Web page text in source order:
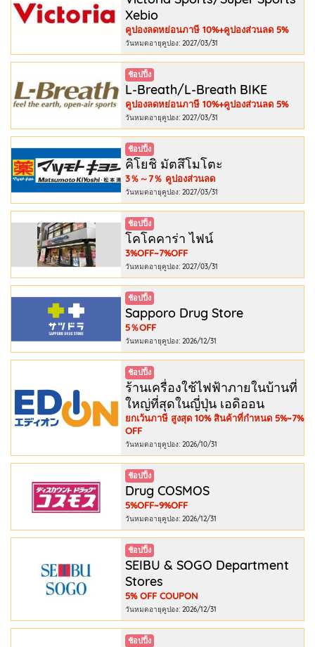
Xebio
คูปองลดหย่อนภาษี 10%+คูปองส่วนลด 5%
วันหมดอายุคูปอง: 2027/03/31
ช้อปปิ้ง
L-Breath/L-Breath BIKE
คูปองลดหย่อนภาษี 10%+คูปองส่วนลด 5%
วันหมดอายุคูปอง: 2027/03/31
ช้อปปิ้ง
คิโยชิ มัตสึโมโตะ
3％～7％ คูปองส่วนลด
วันหมดอายุคูปอง: 2027/03/31
ช้อปปิ้ง
โคโคคาร่า ไฟน์
3%OFF~7%OFF
วันหมดอายุคูปอง: 2027/03/31
ช้อปปิ้ง
Sapporo Drug Store
5％OFF
วันหมดอายุคูปอง: 2026/12/31
ช้อปปิ้ง
ร้านเครื่องใช้ไฟฟ้าภายในบ้านที่
ใหญ่ที่สุดในญี่ปุ่น เอดิออน
ยกเว้นภาษี สูงสุด 10% สินค้าที่กำหนด 5%~7%
OFF
วันหมดอายุคูปอง: 2026/10/31
ช้อปปิ้ง
Drug COSMOS
5%OFF~9%OFF
วันหมดอายุคูปอง: 2026/12/31
ช้อปปิ้ง
SEIBU & SOGO Department
Stores
5% OFF COUPON
วันหมดอายุคูปอง: 2026/12/31
ช้อปปิ้ง